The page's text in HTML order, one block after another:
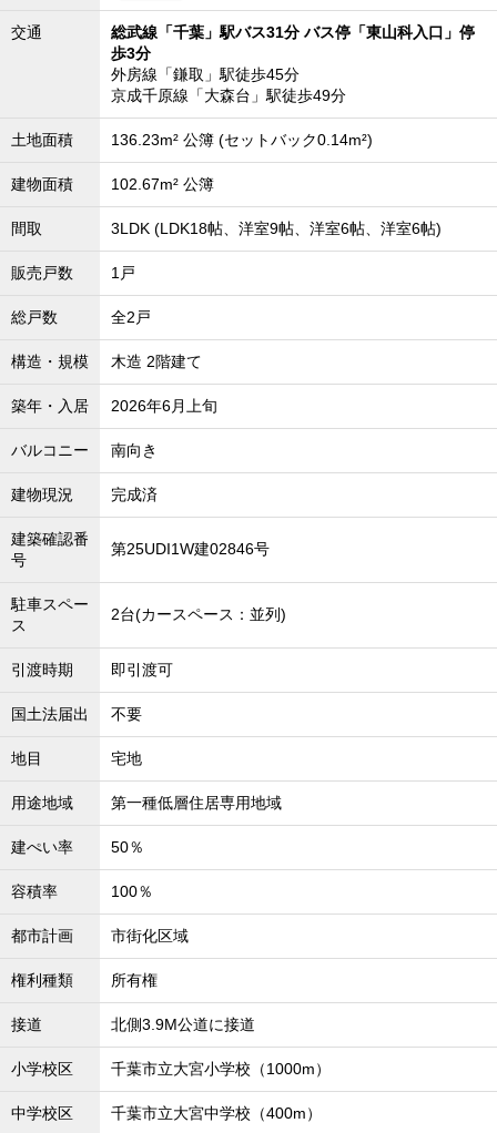
交通
総武線「千葉」駅バス31分 バス停「東山科入口」停
歩3分
外房線「鎌取」駅徒歩45分
京成千原線「大森台」駅徒歩49分
土地面積 136.23m² 公簿 (セットバック0.14m²)
建物面積 102.67m² 公簿
間取 3LDK (LDK18帖、洋室9帖、洋室6帖、洋室6帖)
販売戸数 1戸
総戸数 全2戸
構造・規模 木造 2階建て
築年・入居 2026年6月上旬
バルコニー 南向き
建物現況 完成済
建築確認番
号
第25UDI1W建02846号
駐車スペー
ス
2台(カースペース：並列)
引渡時期 即引渡可
国土法届出 不要
地目 宅地
用途地域 第一種低層住居専用地域
建ぺい率 50％
容積率 100％
都市計画 市街化区域
権利種類 所有権
接道 北側3.9M公道に接道
小学校区 千葉市立大宮小学校（1000m）
中学校区 千葉市立大宮中学校（400m）
沖縄全域エリア
沖縄全域エリアの新築一戸建
沖縄全域エリアの中古一戸建
沖縄全域エリアのマンション
お客様の声
全店舗営業社員募集！